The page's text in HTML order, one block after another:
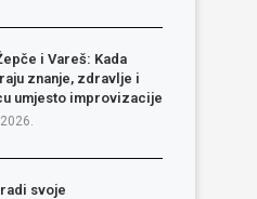
i Vareš: Kada
znanje, zdravlje i
umjesto improvizacije
svoje